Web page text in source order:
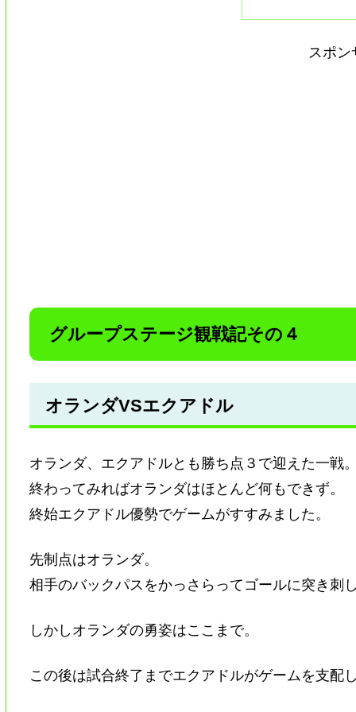
スポン
グループステージ観戦記その４
オランダVSエクアドル
オランダ、エクアドルとも勝ち点３で迎えた一戦。
終わってみればオランダはほとんど何もできず。
終始エクアドル優勢でゲームがすすみました。
先制点はオランダ。
相手のバックパスをかっさらってゴールに突き刺し
しかしオランダの勇姿はここまで。
この後は試合終了までエクアドルがゲームを支配し